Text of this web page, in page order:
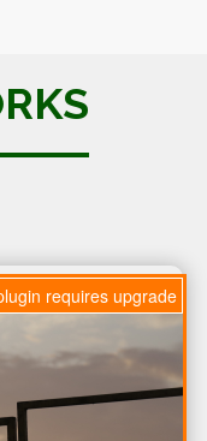
requires upgrade